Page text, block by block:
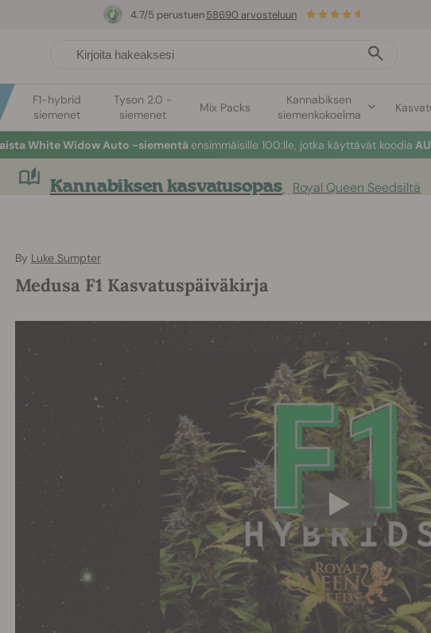
F1-hybrid
siemenet
Tyson 2.0 -
siemenet
Mix Packs
Kannabiksen
siemenkokoelma
4.7/5 perustuen58690 arvosteluun
White Widow Auto -siementä ensimmäisille 100:lle, jotka käyttävät koodia
Kannabiksen kasvatusopas Royal Queen Seedsiltä
By Luke Sumpter
Medusa F1 Kasvatuspäiväkirja